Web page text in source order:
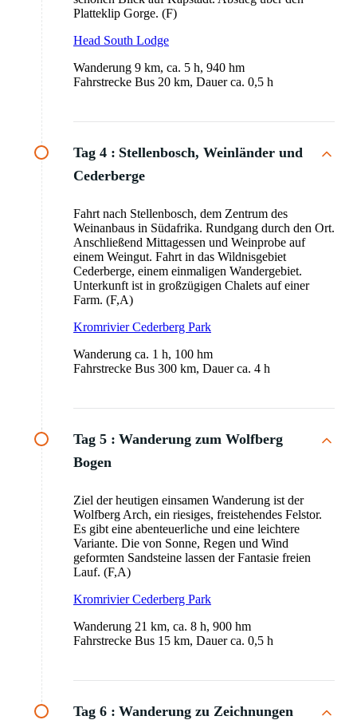
Platteklip Gorge. (F)
Head South Lodge
Wanderung 9 km, ca. 5 h, 940 hm
Fahrstrecke Bus 20 km, Dauer ca. 0,5 h
Tag 4 : Stellenbosch, Weinländer und
Cederberge
Fahrt nach Stellenbosch, dem Zentrum des
Weinanbaus in Südafrika. Rundgang durch den Ort.
Anschließend Mittagessen und Weinprobe auf
einem Weingut. Fahrt in das Wildnisgebiet
Cederberge, einem einmaligen Wandergebiet.
Unterkunft ist in großzügigen Chalets auf einer
Farm. (F,A)
Kromrivier Cederberg Park
Wanderung ca. 1 h, 100 hm
Fahrstrecke Bus 300 km, Dauer ca. 4 h
Tag 5 : Wanderung zum Wolfberg
Bogen
Ziel der heutigen einsamen Wanderung ist der
Wolfberg Arch, ein riesiges, freistehendes Felstor.
Es gibt eine abenteuerliche und eine leichtere
Variante. Die von Sonne, Regen und Wind
geformten Sandsteine lassen der Fantasie freien
Lauf. (F,A)
Kromrivier Cederberg Park
Wanderung 21 km, ca. 8 h, 900 hm
Fahrstrecke Bus 15 km, Dauer ca. 0,5 h
Tag 6 : Wanderung zu Zeichnungen